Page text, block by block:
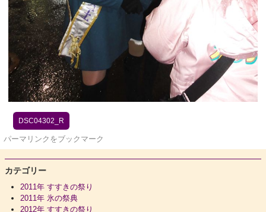
DSC04302_R
パーマリンク をブックマーク
カテゴリー
2011年 すすきの祭り
2011年 氷の祭典
2012年 すすきの祭り